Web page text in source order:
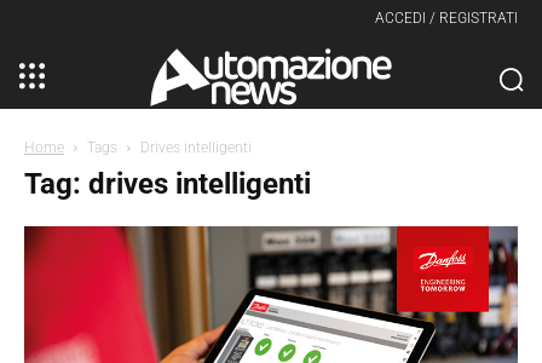
ACCEDI / REGISTRATI
Home Tags Drives intelligenti
Tag: drives intelligenti